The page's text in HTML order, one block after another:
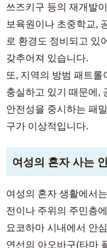
쓰즈키구 등의 재개발
보육원이나 초중학교,
로 환경도 정비되고 있
갖추어져 있습니다.
또, 지역의 방범 패트
충실하고 있기 때문에,
안전성을 중시하는 패
구가 이상적입니다.
여성의 혼자 사는
여성의 혼자 생활에서
전이나 주위의 주민층
요코하마 시내에서 안
연선의 아오바구(타마